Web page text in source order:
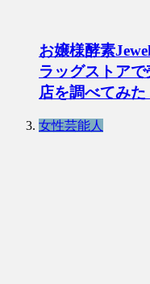
お嬢様酵素
ラッグストア
店を調べてみた
女性芸能人